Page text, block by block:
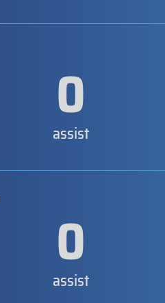
0
assist
0
assist